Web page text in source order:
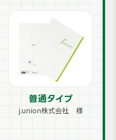
普通タイプ
j.union株式会社 様